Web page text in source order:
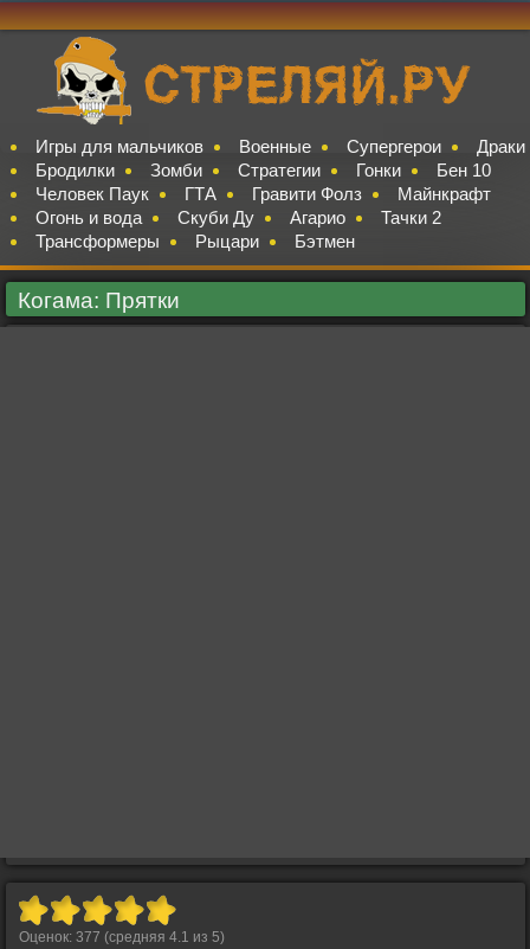
Игры для мальчиков Военные Супергерои
Драки
Бродилки
Зомби Стратегии Гонки
Бен 10
Человек Паук
ГТА Гравити Фолз
Майнкрафт
Огонь и вода
Скуби Ду Агарио
Тачки 2
Трансформеры
Рыцари Бэтмен
Когама: Прятки
Оценок: 377 (средняя 4.1 из 5)